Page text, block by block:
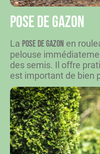
Pose de gazon
La pose de gazon en
pelouse
des semis. Il offre
est important de bien